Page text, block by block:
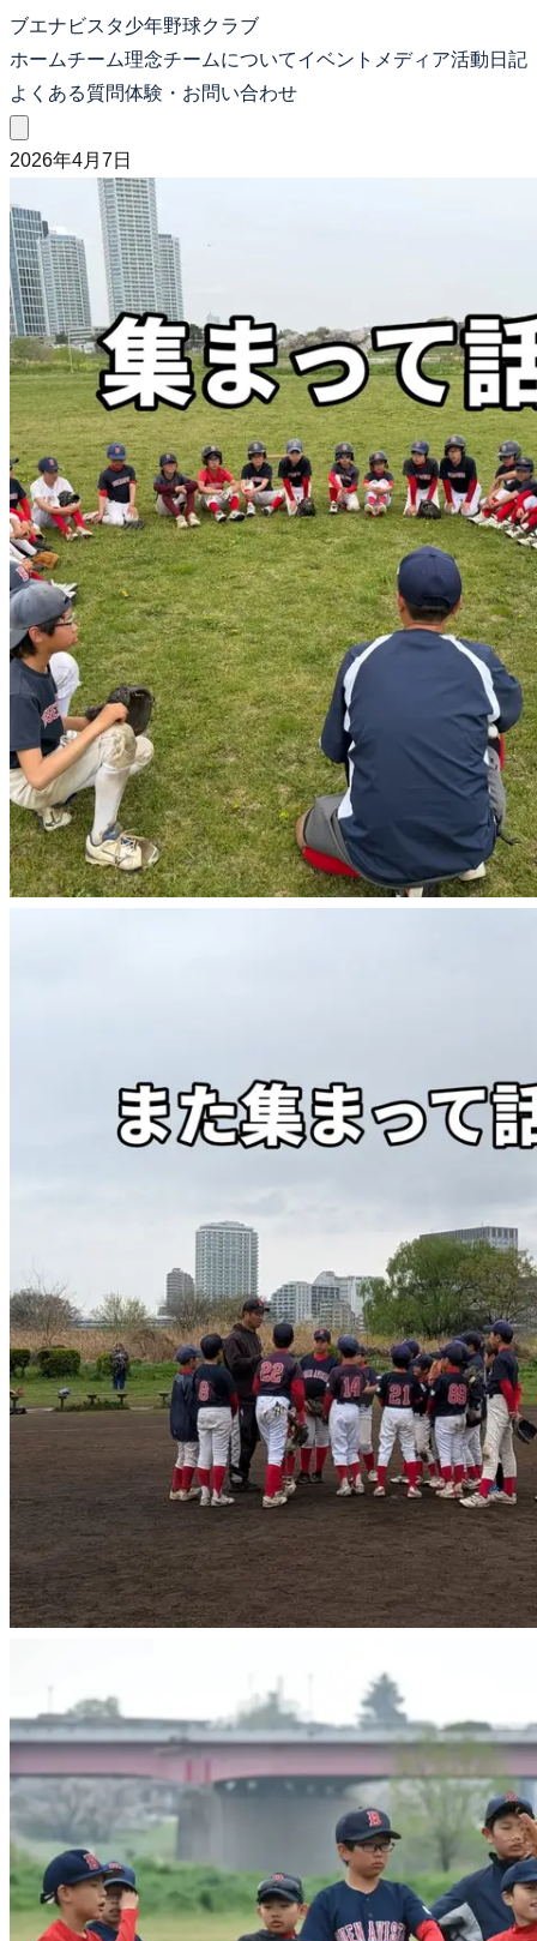
ブエナビスタ少年野球クラブ
ホームチーム理念チームについてイベント メディア活動日記
よくある質問体験・お問い合わせ
2026年4月7日